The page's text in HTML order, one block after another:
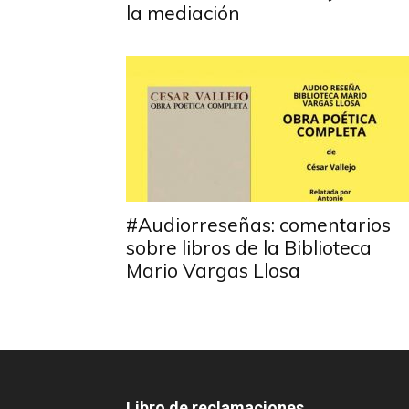
la mediación
#Audiorreseñas: comentarios
sobre libros de la Biblioteca
Mario Vargas Llosa